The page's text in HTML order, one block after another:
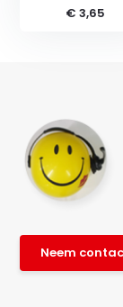
€ 3,65
Neem